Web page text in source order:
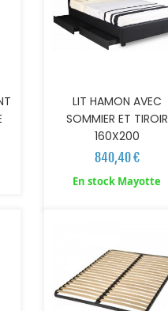
LIT HAMON AVEC
SOMMIER ET TIROIR
160X200
840,40 €
En stock Mayotte
AJOUTER AU PANIER